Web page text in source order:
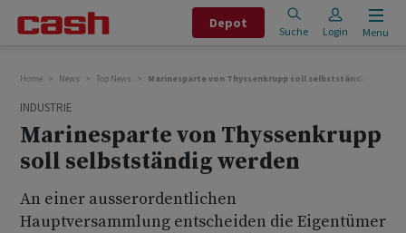
Depot
Suche Login Menu
Home News Top News Marinesparte von Thyssenkrupp soll selbstständig werden
INDUSTRIE
Marinesparte von Thyssenkrupp
soll selbstständig werden
An einer ausserordentlichen
Hauptversammlung entscheiden die Eigentümer